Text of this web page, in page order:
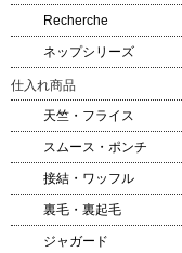
Recherche
ネップシリーズ
仕入れ商品
天竺・フライス
スムース・ポンチ
接結・ワッフル
裏毛・裏起毛
ジャガード